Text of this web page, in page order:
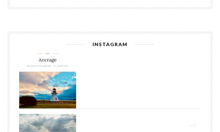
INSTAGRAM